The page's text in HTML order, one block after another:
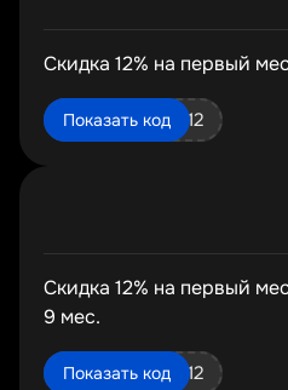
Скидка 12% на первый
Показать код
osnova11_ege12
Скидка 12% на первый
9 мес.
Показать код
osnova9_oge12